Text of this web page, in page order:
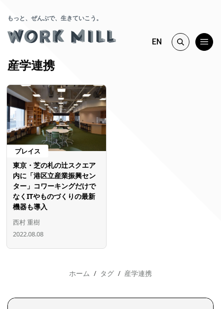
もっと、ぜんぶで、生きていこう。
EN
産学連携
プレイス
東京・芝の札の辻スクエア
内に「港区立産業振興セン
ター」コワーキングだけで
なくITやものづくりの最新
機器も導入
西村 重樹
2022.08.08
ホーム タグ 産学連携